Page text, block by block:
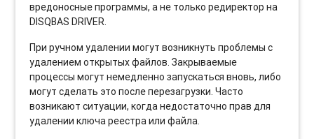
вредоносные программы, а не только редиректор на
DISQBAS DRIVER.
При ручном удалении могут возникнуть проблемы с
удалением открытых файлов. Закрываемые
процессы могут немедленно запускаться вновь, либо
могут сделать это после перезагрузки. Часто
возникают ситуации, когда недостаточно прав для
удалении ключа реестра или файла.